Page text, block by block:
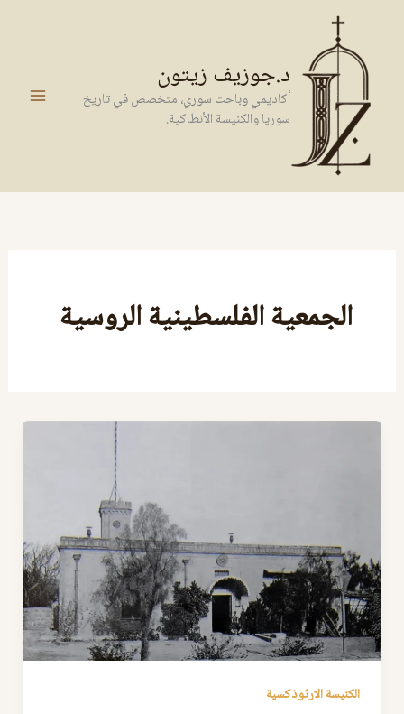
المحتوى
د.جوزيف زيتون
أكاديمي وباحث سوري، متخصص في تاريخ
سوريا والكنيسة الأنطاكية.
الجمعية الفلسطينية الروسية
الكنيسة الارثوذكسية